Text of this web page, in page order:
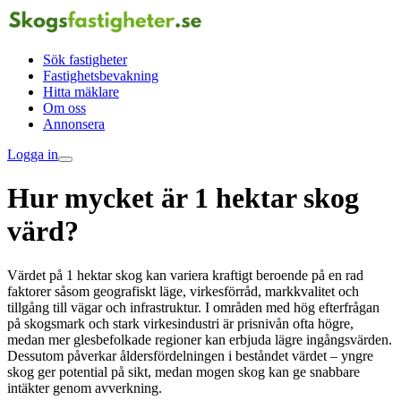
Sök fastigheter
Fastighetsbevakning
Hitta mäklare
Om oss
Annonsera
Logga in
Hur mycket är 1 hektar skog
värd?
Värdet på 1 hektar skog kan variera kraftigt beroende på en rad
faktorer såsom geografiskt läge, virkesförråd, markkvalitet och
tillgång till vägar och infrastruktur. I områden med hög efterfrågan
på skogsmark och stark virkesindustri är prisnivån ofta högre,
medan mer glesbefolkade regioner kan erbjuda lägre ingångsvärden.
Dessutom påverkar åldersfördelningen i beståndet värdet – yngre
skog ger potential på sikt, medan mogen skog kan ge snabbare
intäkter genom avverkning.